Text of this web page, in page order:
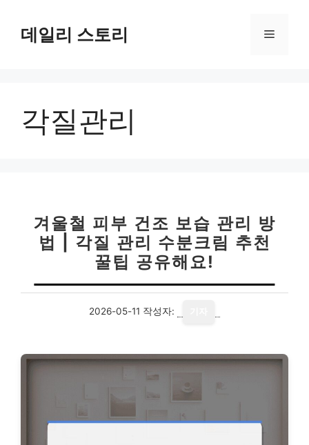
데일리 스토리 메
각질관리
겨울철 피부 건조 보습 관리 방
법 | 각질 관리 수분크림 추천
꿀팁 공유해요!
2026-05-11 작성자: